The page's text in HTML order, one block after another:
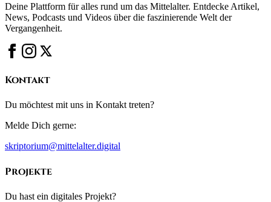
Deine Plattform für alles rund um das Mittelalter. Entdecke Artikel,
News, Podcasts und Videos über die faszinierende Welt der
Vergangenheit.
Kontakt
Du möchtest mit uns in Kontakt treten?
Melde Dich gerne:
skriptorium@mittelalter.digital
Projekte
Du hast ein digitales Projekt?